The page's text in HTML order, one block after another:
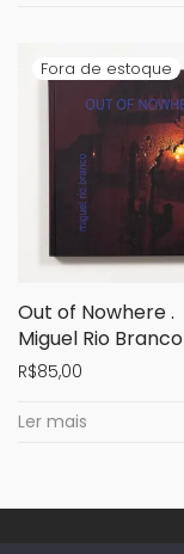
Out of Nowhere .
Miguel Rio Branco
R$85,00
Ler mais